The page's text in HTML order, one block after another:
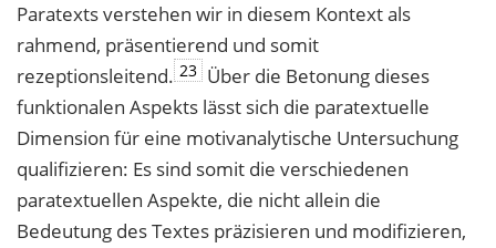
Paratexts verstehen wir in diesem Kontext als
rahmend, präsentierend und somit
rezeptionsleitend. 23 Über die Betonung dieses
funktionalen Aspekts lässt sich die paratextuelle
Dimension für eine motivanalytische Untersuchung
qualifizieren: Es sind somit die verschiedenen
paratextuellen Aspekte, die nicht allein die
Bedeutung des Textes präzisieren und modifizieren,